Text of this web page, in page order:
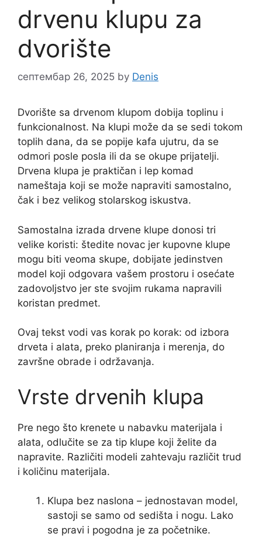
drvenu klupu za
dvorište
септембар 26, 2025 by Denis
Dvorište sa drvenom klupom dobija toplinu i
funkcionalnost. Na klupi može da se sedi tokom
toplih dana, da se popije kafa ujutru, da se
odmori posle posla ili da se okupe prijatelji.
Drvena klupa je praktičan i lep komad
nameštaja koji se može napraviti samostalno,
čak i bez velikog stolarskog iskustva.
Samostalna izrada drvene klupe donosi tri
velike koristi: štedite novac jer kupovne klupe
mogu biti veoma skupe, dobijate jedinstven
model koji odgovara vašem prostoru i osećate
zadovoljstvo jer ste svojim rukama napravili
koristan predmet.
Ovaj tekst vodi vas korak po korak: od izbora
drveta i alata, preko planiranja i merenja, do
završne obrade i održavanja.
Vrste drvenih klupa
Pre nego što krenete u nabavku materijala i
alata, odlučite se za tip klupe koji želite da
napravite. Različiti modeli zahtevaju različit trud
i količinu materijala.
Klupa bez naslona – jednostavan model,
sastoji se samo od sedišta i nogu. Lako
se pravi i pogodna je za početnike.